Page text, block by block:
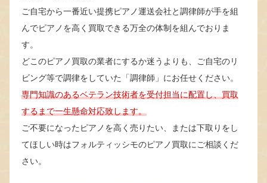
ご自宅から一番近い提携ピアノ運送会社と調律師が手を組
んでピアノを高く買取できる万全の体制を組んでおりま
す。
どこのピアノ買取の業者にするか迷うよりも、ご自宅のリ
ビング等で調律をしていた「調律師」にお任せください。
専門知識のあるベテラン技術者を受付担当に配置し、買取
するまで一生懸命対応致します。
ご不要になったピアノを高く売りたい、または下取りをし
てほしい時はフォルティッシモのピアノ買取にご相談くだ
さい。